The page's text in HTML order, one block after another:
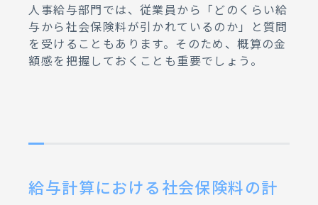
人事給与部門では、従業員から「どのくらい給
与から社会保険料が引かれているのか」と質問
を受けることもあります。そのため、概算の金
額感を把握しておくことも重要でしょう。
給与計算における社会保険料の計